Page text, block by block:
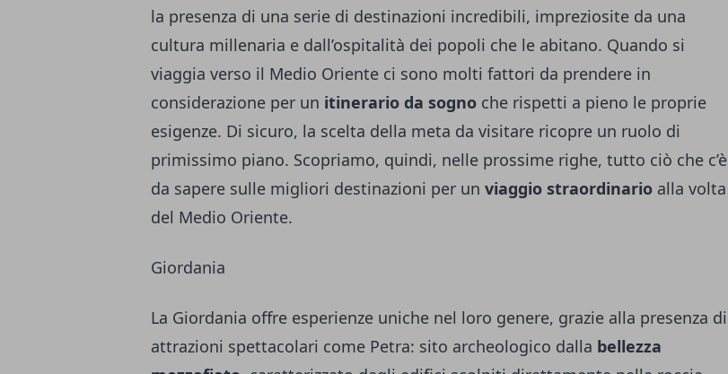
la presenza di una serie di destinazioni incredibili, impreziosite da una
cultura millenaria e dall’ospitalità dei popoli che le abitano. Quando si
viaggia verso il Medio Oriente ci sono molti fattori da prendere in
considerazione per un itinerario da sogno che rispetti a pieno le proprie
esigenze. Di sicuro, la scelta della meta da visitare ricopre un ruolo di
primissimo piano. Scopriamo, quindi, nelle prossime righe, tutto ciò che c’è
da sapere sulle migliori destinazioni per un viaggio straordinario alla volta
del Medio Oriente.
Giordania
La Giordania offre esperienze uniche nel loro genere, grazie alla presenza di
attrazioni spettacolari come Petra: sito archeologico dalla bellezza